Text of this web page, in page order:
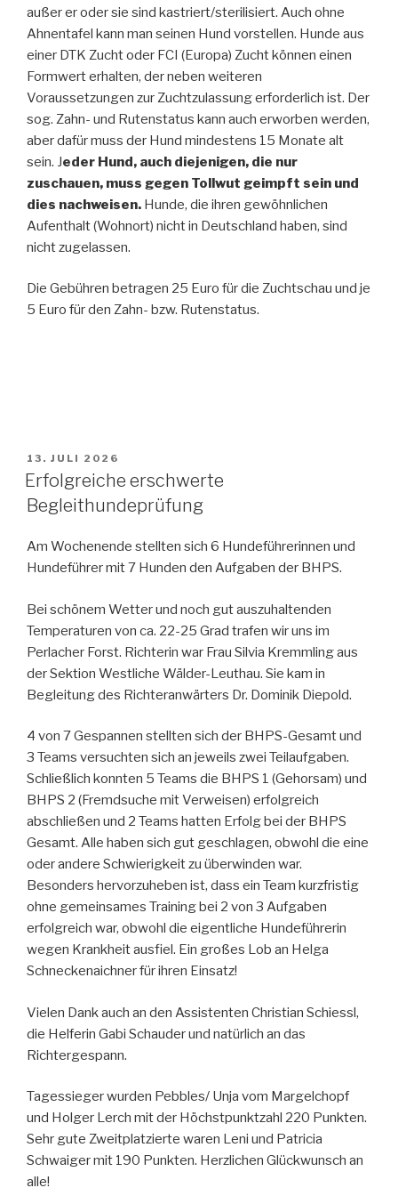
außer er oder sie sind kastriert/sterilisiert. Auch ohne
Ahnentafel kann man seinen Hund vorstellen. Hunde aus
einer DTK Zucht oder FCI (Europa) Zucht können einen
Formwert erhalten, der neben weiteren
Voraussetzungen zur Zuchtzulassung erforderlich ist. Der
sog. Zahn- und Rutenstatus kann auch erworben werden,
aber dafür muss der Hund mindestens 15 Monate alt
sein. Jeder Hund, auch diejenigen, die nur
zuschauen, muss gegen Tollwut geimpft sein und
dies nachweisen. Hunde, die ihren gewöhnlichen
Aufenthalt (Wohnort) nicht in Deutschland haben, sind
nicht zugelassen.
Die Gebühren betragen 25 Euro für die Zuchtschau und je
5 Euro für den Zahn- bzw. Rutenstatus.
VERÖFFENTLICHT
AM
13. JULI 2026
Erfolgreiche erschwerte
Begleithundeprüfung
Am Wochenende stellten sich 6 Hundeführerinnen und
Hundeführer mit 7 Hunden den Aufgaben der BHPS.
Bei schönem Wetter und noch gut auszuhaltenden
Temperaturen von ca. 22-25 Grad trafen wir uns im
Perlacher Forst. Richterin war Frau Silvia Kremmling aus
der Sektion Westliche Wälder-Leuthau. Sie kam in
Begleitung des Richteranwärters Dr. Dominik Diepold.
4 von 7 Gespannen stellten sich der BHPS-Gesamt und
3 Teams versuchten sich an jeweils zwei Teilaufgaben.
Schließlich konnten 5 Teams die BHPS 1 (Gehorsam) und
BHPS 2 (Fremdsuche mit Verweisen) erfolgreich
abschließen und 2 Teams hatten Erfolg bei der BHPS
Gesamt. Alle haben sich gut geschlagen, obwohl die eine
oder andere Schwierigkeit zu überwinden war.
Besonders hervorzuheben ist, dass ein Team kurzfristig
ohne gemeinsames Training bei 2 von 3 Aufgaben
erfolgreich war, obwohl die eigentliche Hundeführerin
wegen Krankheit ausfiel. Ein großes Lob an Helga
Schneckenaichner für ihren Einsatz!
Vielen Dank auch an den Assistenten Christian Schiessl,
die Helferin Gabi Schauder und natürlich an das
Richtergespann.
Tagessieger wurden Pebbles/ Unja vom Margelchopf
und Holger Lerch mit der Höchstpunktzahl 220 Punkten.
Sehr gute Zweitplatzierte waren Leni und Patricia
Schwaiger mit 190 Punkten. Herzlichen Glückwunsch an
alle!